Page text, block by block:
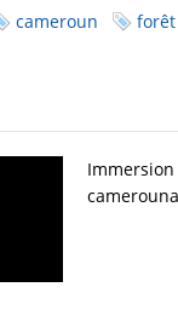
cameroun forêt